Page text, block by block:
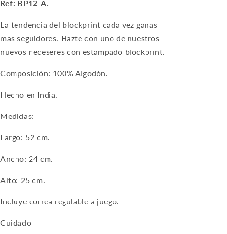
Ref: BP12-A.
La tendencia del blockprint cada vez ganas
mas seguidores. Hazte con uno de nuestros
nuevos neceseres con estampado blockprint.
Composición: 100% Algodón.
Hecho en India.
Medidas:
Largo: 52 cm.
Ancho: 24 cm.
Alto: 25 cm.
Incluye correa regulable a juego.
Cuidado: